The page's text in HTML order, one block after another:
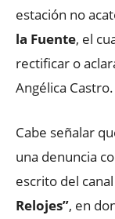
estación no
la Fuente, el
rectificar o
Angélica Castro.
Cabe señalar
una denuncia
escrito del
Relojes”, en